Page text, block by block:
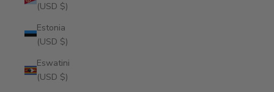
(USD $)
Estonia
(USD $)
Eswatini
(USD $)